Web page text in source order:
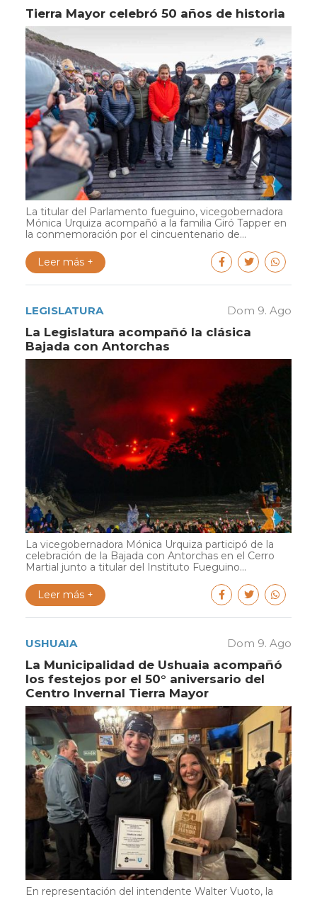
Tierra Mayor celebró 50 años de historia
La titular del Parlamento fueguino, vicegobernadora
Mónica Urquiza acompañó a la familia Giró Tapper en
la conmemoración por el cincuentenario de...
Leer más +
LEGISLATURA Dom 9. Ago
La Legislatura acompañó la clásica
Bajada con Antorchas
La vicegobernadora Mónica Urquiza participó de la
celebración de la Bajada con Antorchas en el Cerro
Martial junto a titular del Instituto Fueguino...
Leer más +
USHUAIA Dom 9. Ago
La Municipalidad de Ushuaia acompañó
los festejos por el 50° aniversario del
Centro Invernal Tierra Mayor
En representación del intendente Walter Vuoto, la